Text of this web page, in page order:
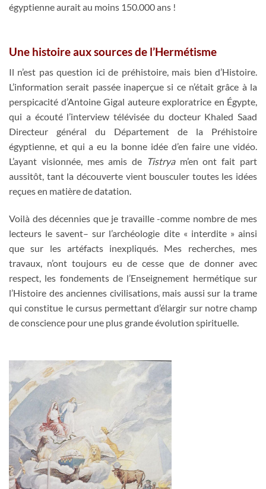
égyptienne aurait au moins 150.000 ans !
Une histoire aux sources de l’Hermétisme
Il n’est pas question ici de préhistoire, mais bien d’Histoire.
L’information serait passée inaperçue si ce n’était grâce à la
perspicacité d’Antoine Gigal auteure exploratrice en Égypte,
qui a écouté l’interview télévisée du docteur Khaled Saad
Directeur général du Département de la Préhistoire
égyptienne, et qui a eu la bonne idée d’en faire une vidéo.
L’ayant visionnée, mes amis de Tistryam’en ont fait part
aussitôt, tant la découverte vient bousculer toutes les idées
reçues en matière de datation.
Voilà des décennies que je travaille -comme nombre de mes
lecteurs le savent– sur l’archéologie dite « interdite » ainsi
que sur les artéfacts inexpliqués. Mes recherches, mes
travaux, n’ont toujours eu de cesse que de donner avec
respect, les fondements de l’Enseignement hermétique sur
l’Histoire des anciennes civilisations, mais aussi sur la trame
qui constitue le cursus permettant d’élargir sur notre champ
de conscience pour une plus grande évolution spirituelle.